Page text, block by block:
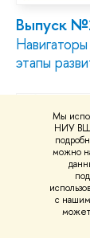
Мы
НИУ
можно
с
Выпуск
этапы